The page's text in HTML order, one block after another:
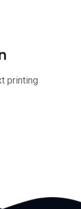
printing